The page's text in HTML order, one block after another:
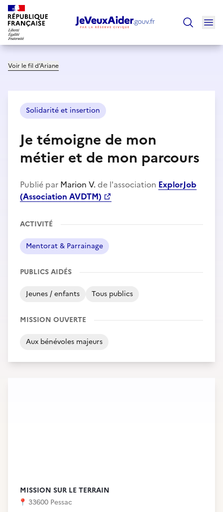
Voir le fil d’Ariane
Solidarité et insertion
Je témoigne de mon
métier et de mon parcours
Publié par Marion V. de l'association ExplorJob
(Association AVDTM)
ACTIVITÉ
Mentorat & Parrainage
PUBLICS AIDÉS
Jeunes / enfants Tous publics
MISSION OUVERTE
Aux bénévoles majeurs
MISSION SUR LE TERRAIN
📍 33600 Pessac